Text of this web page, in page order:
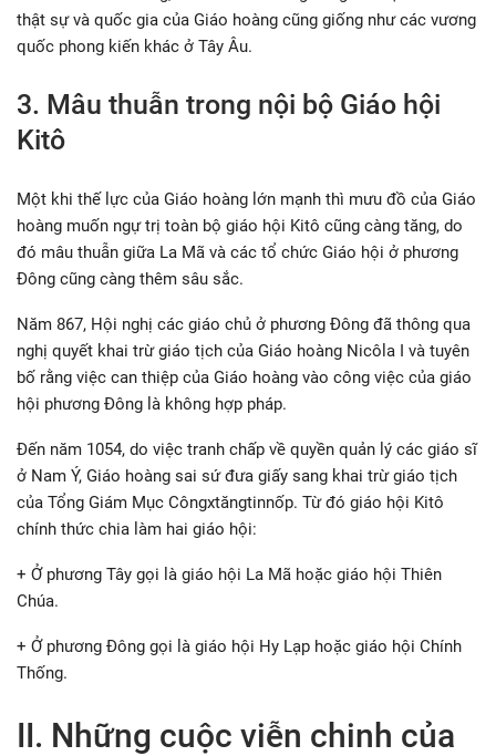
thật sự và quốc gia của Giáo hoàng cũng giống như các vương
quốc phong kiến khác ở Tây Âu.
3. Mâu thuẫn trong nội bộ Giáo hội
Kitô
Một khi thế lực của Giáo hoàng lớn mạnh thì mưu đồ của Giáo
hoàng muốn ngự trị toàn bộ giáo hội Kitô cũng càng tăng, do
đó mâu thuẫn giữa La Mã và các tổ chức Giáo hội ở phương
Đông cũng càng thêm sâu sắc.
Năm 867, Hội nghị các giáo chủ ở phương Đông đã thông qua
nghị quyết khai trừ giáo tịch của Giáo hoàng Nicôla I và tuyên
bố rằng việc can thiệp của Giáo hoàng vào công việc của giáo
hội phương Đông là không hợp pháp.
Đến năm 1054, do việc tranh chấp về quyền quản lý các giáo sĩ
ở Nam Ý, Giáo hoàng sai sứ đưa giấy sang khai trừ giáo tịch
của Tổng Giám Mục Côngxtăngtinnốp. Từ đó giáo hội Kitô
chính thức chia làm hai giáo hội:
+ Ở phương Tây gọi là giáo hội La Mã hoặc giáo hội Thiên
Chúa.
+ Ở phương Đông gọi là giáo hội Hy Lạp hoặc giáo hội Chính
Thống.
II. Những cuộc viễn chinh của